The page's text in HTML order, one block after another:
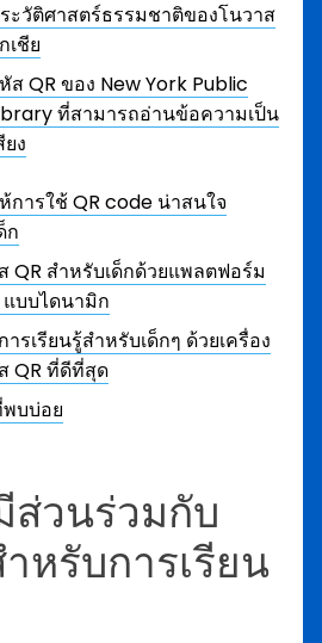
ะวัติศาสตร์ธรรมชาติของโนวาส
เชีย
ส QR ของ New York Public
ที่สามารถอ่านข้อความเป็น
ยง
การใช้ QR code น่าสนใจ
ก
QR สำหรับเด็กด้วยแพลตฟอร์ม
แบบไดนามิก
รเรียนรู้สำหรับเด็กๆ ด้วยเครื่อง
QR ที่ดีที่สุด
บบ่อย
ส่วนร่วมกับ
หรับการเรียน